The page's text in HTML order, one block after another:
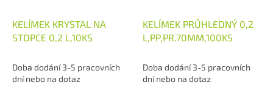
KELÍMEK KRYSTAL NA
STOPCE 0,2 L,10KS
Doba dodání 3-5 pracovních
dní nebo na dotaz
KELÍMEK PRŮHLEDNÝ 0,2
L,PP,PR.70MM,100KS
Doba dodání 3-5 pracovních
dní nebo na dotaz